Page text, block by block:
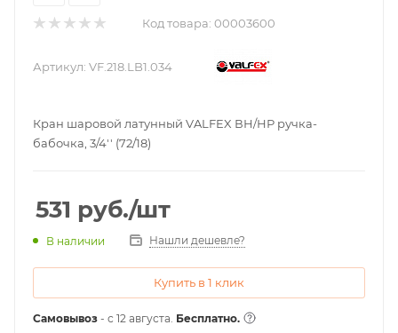
Код товара: 00003600
Артикул: VF.218.LB1.034
Кран шаровой латунный VALFEX ВН/НР ручка-
бабочка, 3/4'' (72/18)
531 руб./шт
В наличии Нашли дешевле?
Купить в 1 клик
Самовывоз - с 12 августа. Бесплатно.